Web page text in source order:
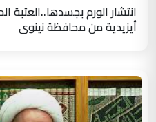
انتشار الورم بجسدها..العتبة
أيزيدية من محافظة نينوى